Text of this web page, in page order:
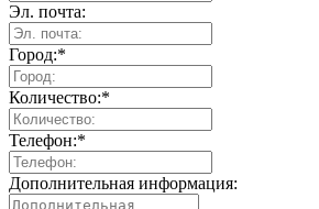
Эл. почта:
Город:*
Количество:*
Телефон:*
Дополнительная информация: